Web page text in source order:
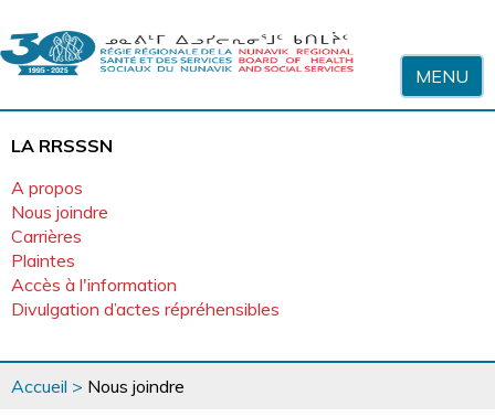
MENU
LA RRSSSN
A propos
Nous joindre
Carrières
Plaintes
Accès à l'information
Divulgation d’actes répréhensibles
Vous
êtes
Accueil > Nous joindre